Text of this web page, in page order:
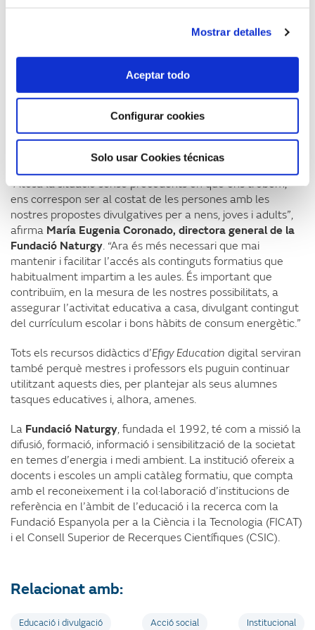
Mostrar detalles
Aceptar todo
Configurar cookies
Solo usar Cookies técnicas
el repte de la transició energètica des del sofà de casa,
climàtica del planeta i com revertir-la.
A través d’aquest espai, es podrà accedir també a
energia i promouen l’eficiència energètica a través
d’històries protagonitzades per actors espanyols com José
Coronado i Maribel Verdú, i directors com Isabel Coixet.
“Atesa la situació sense precedents en què ens trobem,
ens correspon ser al costat de les persones amb les
nostres propostes divulgatives per a nens, joves i adults”,
afirma María Eugenia Coronado, directora general de la
Fundació Naturgy. “Ara és més necessari que mai
mantenir i facilitar l’accés als continguts formatius que
habitualment impartim a les aules. És important que
contribuïm, en la mesura de les nostres possibilitats, a
assegurar l’activitat educativa a casa, divulgant contingut
del currículum escolar i bons hàbits de consum energètic.”
Tots els recursos didàctics d’Efigy Education digital serviran
també perquè mestres i professors els puguin continuar
utilitzant aquests dies, per plantejar als seus alumnes
tasques educatives i, alhora, amenes.
La Fundació Naturgy, fundada el 1992, té com a missió la
difusió, formació, informació i sensibilització de la societat
en temes d’energia i medi ambient. La institució ofereix a
docents i escoles un ampli catàleg formatiu, que compta
amb el reconeixement i la col·laboració d’institucions de
referència en l’àmbit de l’educació i la recerca com la
Fundació Espanyola per a la Ciència i la Tecnologia (FICAT)
i el Consell Superior de Recerques Científiques (CSIC).
Relacionat amb:
Educació i divulgació Acció social Institucional